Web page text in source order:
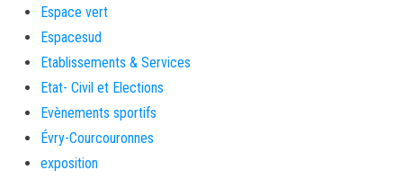
Espace vert
Espacesud
Etablissements & Services
Etat- Civil et Elections
Evènements sportifs
Évry-Courcouronnes
exposition